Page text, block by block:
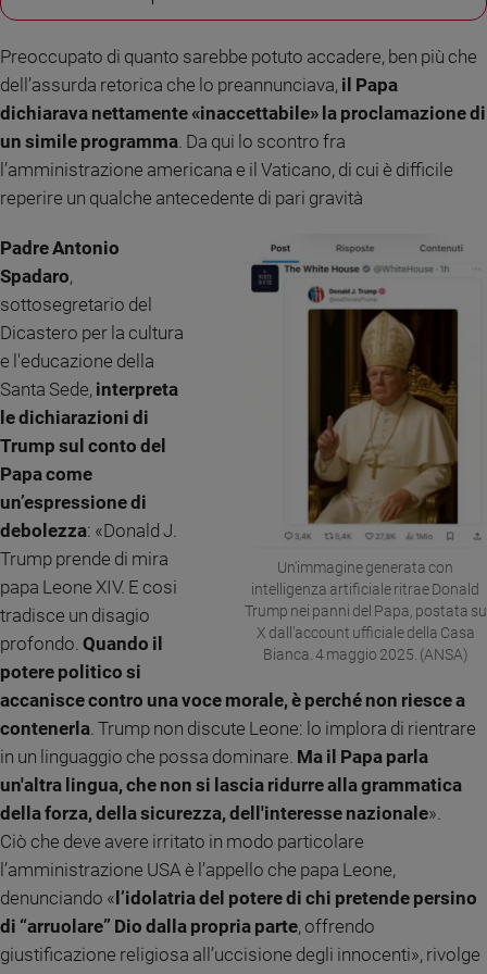
Preoccupato di quanto sarebbe potuto accadere, ben più che
dell’assurda retorica che lo preannunciava, il Papa
dichiarava nettamente «inaccettabile» la proclamazione di
un simile programma. Da qui lo scontro fra
l’amministrazione americana e il Vaticano, di cui è difficile
reperire un qualche antecedente di pari gravità
Un'immagine generata con
intelligenza artificiale ritrae Donald
Trump nei panni del Papa, postata su
X dall'account ufficiale della Casa
Bianca. 4 maggio 2025. (ANSA)
Padre Antonio
Spadaro,
sottosegretario del
Dicastero per la cultura
e l'educazione della
Santa Sede, interpreta
le dichiarazioni di
Trump sul conto del
Papa come
un’espressione di
debolezza: «Donald J.
Trump prende di mira
papa Leone XIV. E cosi
tradisce un disagio
profondo. Quando il
potere politico si
accanisce contro una voce morale, è perché non riesce a
contenerla. Trump non discute Leone: lo implora di rientrare
in un linguaggio che possa dominare. Ma il Papa parla
un'altra lingua, che non si lascia ridurre alla grammatica
della forza, della sicurezza, dell'interesse nazionale».
Ciò che deve avere irritato in modo particolare
l’amministrazione USA è l’appello che papa Leone,
denunciando « l’idolatria del potere di chi pretende persino
di “arruolare” Dio dalla propria parte, offrendo
giustificazione religiosa all’uccisione degli innocenti», rivolge